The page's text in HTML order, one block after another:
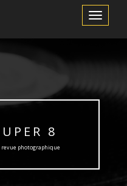
Afficher/
la
8
revue photographique